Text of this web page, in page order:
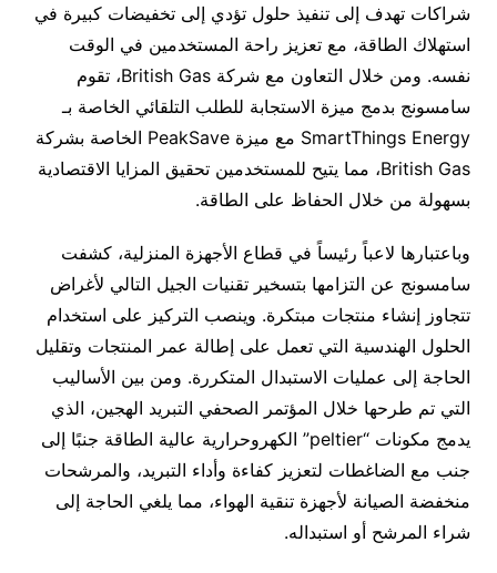
شراكات تهدف إلى تنفيذ حلول تؤدي إلى تخفيضات كبيرة في
استهلاك الطاقة، مع تعزيز راحة المستخدمين في الوقت
نفسه. ومن خلال التعاون مع شركة British Gas، تقوم
سامسونج بدمج ميزة الاستجابة للطلب التلقائي الخاصة بـ
SmartThings Energy مع ميزة PeakSave الخاصة بشركة
British Gas، مما يتيح للمستخدمين تحقيق المزايا الاقتصادية
بسهولة من خلال الحفاظ على الطاقة.
وباعتبارها لاعباً رئيساً في قطاع الأجهزة المنزلية، كشفت
سامسونج عن التزامها بتسخير تقنيات الجيل التالي لأغراض
تتجاوز إنشاء منتجات مبتكرة. وينصب التركيز على استخدام
الحلول الهندسية التي تعمل على إطالة عمر المنتجات وتقليل
الحاجة إلى عمليات الاستبدال المتكررة. ومن بين الأساليب
التي تم طرحها خلال المؤتمر الصحفي التبريد الهجين، الذي
يدمج مكونات “peltier” الكهروحرارية عالية الطاقة جنبًا إلى
جنب مع الضاغطات لتعزيز كفاءة وأداء التبريد، والمرشحات
منخفضة الصيانة لأجهزة تنقية الهواء، مما يلغي الحاجة إلى
شراء المرشح أو استبداله.